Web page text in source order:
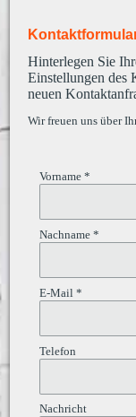
Hinterlegen Sie
Einstellungen des
neuen
Wir freuen uns über
Vorname *
Nachname *
E-Mail *
Telefon
Nachricht